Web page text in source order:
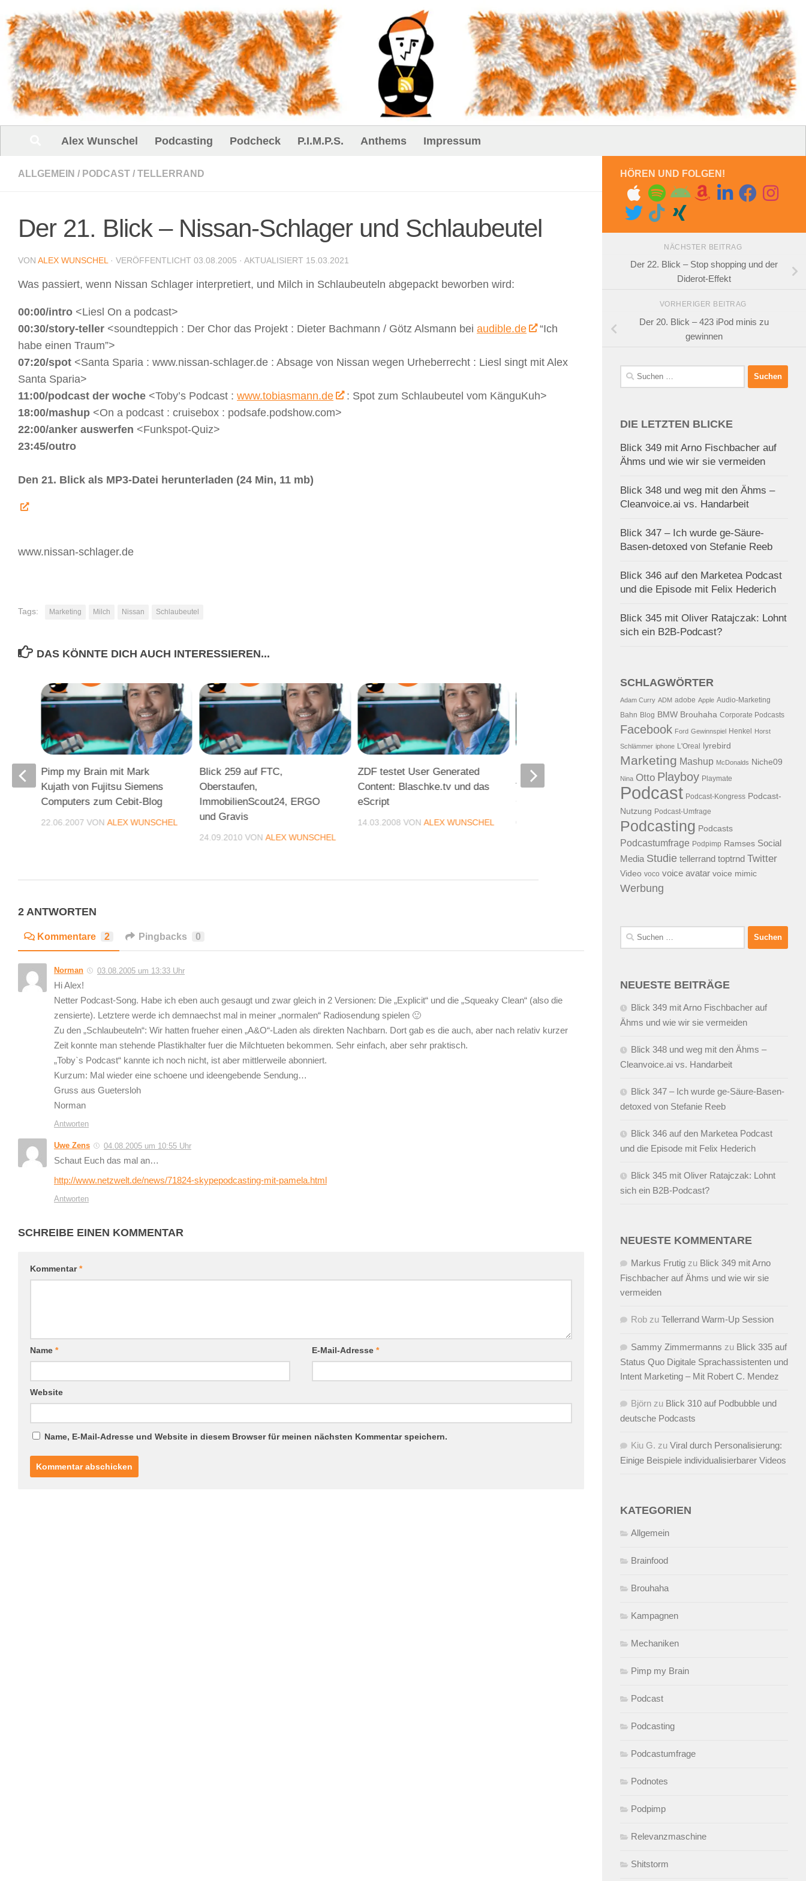
Unter dem Inhalt
Alex Wunschel Podcasting Podcheck P.I.M.P.S. Anthems Impressum
ALLGEMEIN / PODCAST / TELLERRAND
Der 21. Blick – Nissan-Schlager und Schlaubeutel
VON ALEX WUNSCHEL · VERÖFFENTLICHT 03.08.2005 · AKTUALISIERT 15.03.2021
Was passiert, wenn Nissan Schlager interpretiert, und Milch in Schlaubeuteln abgepackt beworben wird:
00:00/intro <Liesl On a podcast>
00:30/story-teller <soundteppich : Der Chor das Projekt : Dieter Bachmann / Götz Alsmann bei audible.de
“Ich
habe einen Traum”>
07:20/spot <Santa Sparia : www.nissan-schlager.de : Absage von Nissan wegen Urheberrecht : Liesl singt mit Alex
Santa Sparia>
11:00/podcast der woche <Toby’s Podcast : www.tobiasmann.de
: Spot zum Schlaubeutel vom KänguKuh>
18:00/mashup <On a podcast : cruisebox : podsafe.podshow.com>
22:00/anker auswerfen <Funkspot-Quiz>
23:45/outro
Den 21. Blick als MP3-Datei herunterladen (24 Min, 11 mb)
www.nissan-schlager.de
Tags: Marketing Milch Nissan Schlaubeutel
DAS KÖNNTE DICH AUCH INTERESSIEREN...
Blick 259 auf FTC,
Oberstaufen,
ImmobilienScout24, ERGO
und Gravis
24.09.2010 VONALEX WUNSCHEL
ZDF testet User Generated
Content: Blaschke.tv und das
eScript
14.03.2008 VONALEX WUNSCHEL
Pimp my Brain Video-Sharing,
Video-Podcasting und
08.09.2006 ALEX WUNSCHEL
Der 22. Blick – Stop
und der Diderot-Effekt
09.08.2005
Pimp my Brain mit Mark
Kujath von Fujitsu Siemens
Computers zum Cebit-Blog
22.06.2007 VONALEX WUNSCHEL
2 ANTWORTEN
Kommentare 2 Pingbacks 0
Norman 03.08.2005 um 13:33 Uhr
Hi Alex!
Netter Podcast-Song. Habe ich eben auch gesaugt und zwar gleich in 2 Versionen: Die „Explicit“ und die „Squeaky Clean“ (also die
zensierte). Letztere werde ich demnaechst mal in meiner „normalen“ Radiosendung spielen 🙂
Zu den „Schlaubeuteln“: Wir hatten frueher einen „A&O“-Laden als direkten Nachbarn. Dort gab es die auch, aber nach relativ kurzer
Zeit konnte man stehende Plastikhalter fuer die Milchtueten bekommen. Sehr einfach, aber sehr praktisch.
„Toby`s Podcast“ kannte ich noch nicht, ist aber mittlerweile abonniert.
Kurzum: Mal wieder eine schoene und ideengebende Sendung…
Gruss aus Guetersloh
Norman
Antworten
Uwe Zens 04.08.2005 um 10:55 Uhr
Schaut Euch das mal an…
http://www.netzwelt.de/news/71824-skypepodcasting-mit-pamela.html
Antworten
SCHREIBE EINEN KOMMENTAR
Kommentar*
Name * E-Mail-Adresse*
Website
Name, E-Mail-Adresse und Website in diesem Browser für meinen nächsten Kommentar speichern.
HÖREN UND FOLGEN!
NÄCHSTER BEITRAG
Der 22. Blick – Stop shopping und der
Diderot-Effekt
VORHERIGER BEITRAG
Der 20. Blick – 423 iPod minis zu
gewinnen
Suchen
nach:
DIE LETZTEN BLICKE
Blick 349 mit Arno Fischbacher auf
Ähms und wie wir sie vermeiden
Blick 348 und weg mit den Ähms –
Cleanvoice.ai vs. Handarbeit
Blick 347 – Ich wurde ge-Säure-
Basen-detoxed von Stefanie Reeb
Blick 346 auf den Marketea Podcast
und die Episode mit Felix Hederich
Blick 345 mit Oliver Ratajczak: Lohnt
sich ein B2B-Podcast?
SCHLAGWÖRTER
Adam Curry ADM adobe Apple Audio-Marketing
Bahn Blog BMW Brouhaha Corporate Podcasts
Facebook Ford Gewinnspiel Henkel Horst
Schlämmer iphone L'Oreal lyrebird
Marketing Mashup McDonalds Niche09
Nina Otto Playboy Playmate
Podcast Podcast-Kongress Podcast-
Nutzung Podcast-Umfrage
Podcasting Podcasts
Podcastumfrage Podpimp Ramses Social
Media Studie tellerrand toptrnd Twitter
Video voco voice avatar voice mimic
Werbung
Suchen
nach:
NEUESTE BEITRÄGE
Blick 349 mit Arno Fischbacher auf
Ähms und wie wir sie vermeiden
Blick 348 und weg mit den Ähms –
Cleanvoice.ai vs. Handarbeit
Blick 347 – Ich wurde ge-Säure-Basen-
detoxed von Stefanie Reeb
Blick 346 auf den Marketea Podcast
und die Episode mit Felix Hederich
Blick 345 mit Oliver Ratajczak: Lohnt
sich ein B2B-Podcast?
NEUESTE KOMMENTARE
Markus Frutig zu Blick 349 mit Arno
Fischbacher auf Ähms und wie wir sie
vermeiden
Rob zu Tellerrand Warm-Up Session
Sammy Zimmermanns zu Blick 335 auf
Status Quo Digitale Sprachassistenten und
Intent Marketing – Mit Robert C. Mendez
Björn zu Blick 310 auf Podbubble und
deutsche Podcasts
Kiu G. zu Viral durch Personalisierung:
Einige Beispiele individualisierbarer Videos
KATEGORIEN
Allgemein
Brainfood
Brouhaha
Kampagnen
Mechaniken
Pimp my Brain
Podcast
Podcasting
Podcastumfrage
Podnotes
Podpimp
Relevanzmaschine
Shitstorm